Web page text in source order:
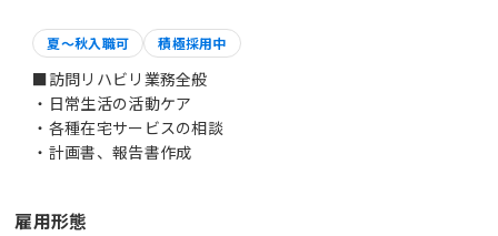
夏～秋入職可 積極採用中
■訪問リハビリ業務全般
・日常生活の活動ケア
・各種在宅サービスの相談
雇用形態